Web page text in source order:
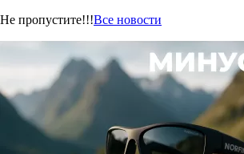
Не пропустите!!!Все новости